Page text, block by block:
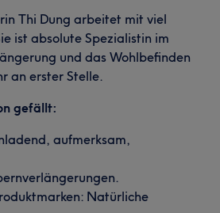
Thi Dung arbeitet mit viel
ist absolute Spezialistin im
und das Wohlbefinden
an erster Stelle.
gefällt:
aufmerksam,
Natürliche